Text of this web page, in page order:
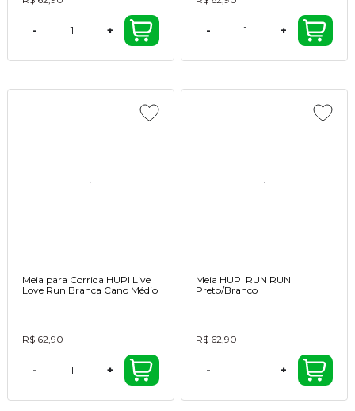
- + - +
Meia para Corrida HUPI Live
Love Run Branca Cano Médio
R$ 62,90
- +
Meia HUPI RUN RUN
Preto/Branco
R$ 62,90
- +